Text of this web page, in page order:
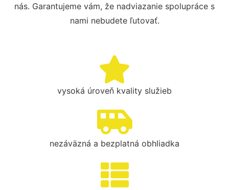
nás. Garantujeme vám, že nadviazanie spolupráce s
nami nebudete ľutovať.
vysoká úroveň kvality služieb
nezáväzná a bezplatná obhliadka